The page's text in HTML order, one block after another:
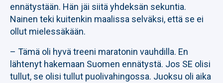
ennätystään. Hän jäi siitä yhdeksän sekuntia.
Nainen teki kuitenkin maalissa selväksi, että se ei
ollut mielessäkään.
– Tämä oli hyvä treeni maratonin vauhdilla. En
lähtenyt hakemaan Suomen ennätystä. Jos SE olisi
tullut, se olisi tullut puolivahingossa. Juoksu oli aika